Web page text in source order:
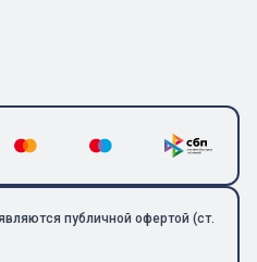
публичной офертой (ст.